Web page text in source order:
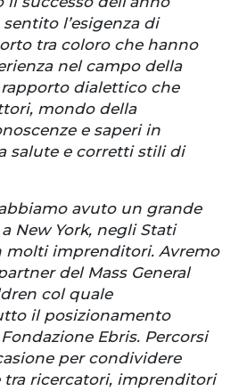
l’esigenza di
tra coloro che hanno
nel campo della
dialettico che
mondo della
e saperi in
salute e corretti stili di
avuto un grande
New York, negli Stati
molti imprenditori. Avremo
del Mass General
col quale
il posizionamento
Ebris. Percorsi
per condividere
tra ricercatori, imprenditori